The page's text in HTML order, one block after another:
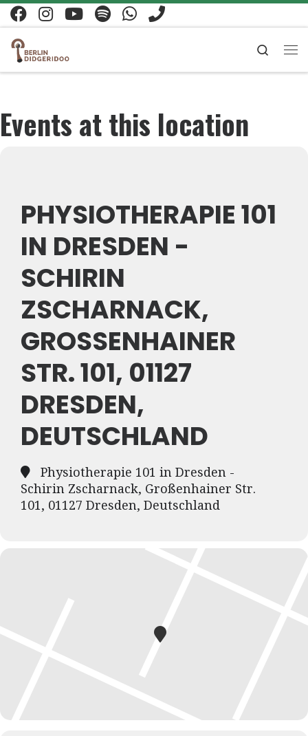
Zum Inhalt springen
Search
Events at this location
PHYSIOTHERAPIE 101
IN DRESDEN -
SCHIRIN
ZSCHARNACK,
GROSSENHAINER S
TR. 101, 01127 D
RESDEN, D
EUTSCHLAND
Physiotherapie 101 in Dresden -
Schirin Zscharnack, Großenhainer Str.
101, 01127 Dresden, Deutschland